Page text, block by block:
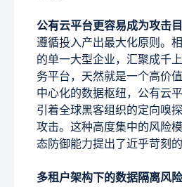
公有云平台更容易成为攻击目
遵循投入产出最大化原则。
的单一大型企业，汇聚成千
务平台，天然就是一个高价
中心化的数据枢纽，公有云
引着全球黑客组织的定向嗅
攻击。这种高度集中的风险
态防御能力提出了近乎苛刻的
多租户架构下的数据隔离风险